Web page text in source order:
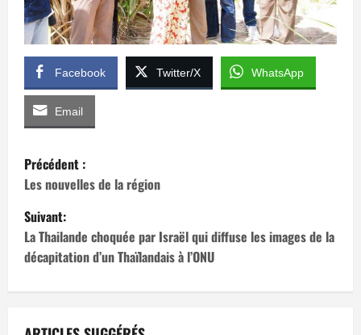
Facebook Twitter/X WhatsApp
Email
N
a
v
i
g
a
Précédent :
Les nouvelles de la région
Suivant:
La Thailande choquée par Israël qui diffuse les images de la
décapitation d’un Thaïlandais à l’ONU